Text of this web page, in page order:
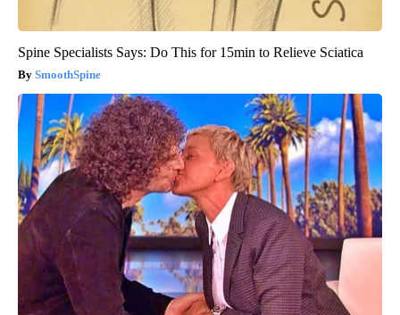
Spine Specialists Says: Do This for 15min to Relieve Sciatica
SmoothSpine